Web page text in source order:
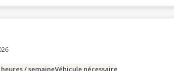
heures / semaineVéhicule nécessaire